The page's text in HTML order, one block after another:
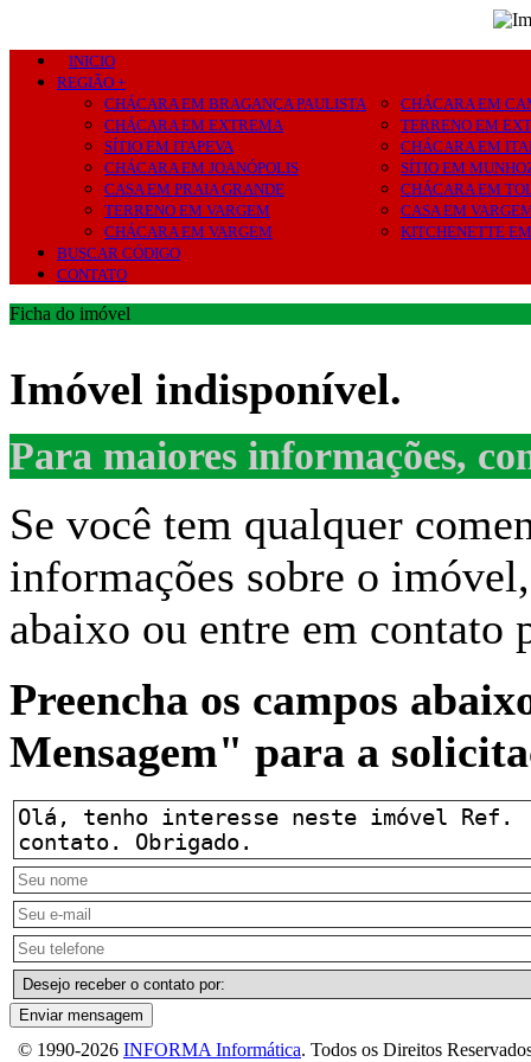
INICIO
REGIÃO +
CHÁCARA EM BRAGANÇA PAULISTA
CHÁCARA EM
CHÁCARA EM EXTREMA
TERRENO EM
SÍTIO EM ITAPEVA
CHÁCARA EM
CHÁCARA EM JOANÓPOLIS
SÍTIO EM
CASA EM PRAIA GRANDE
CHÁCARA EM
TERRENO EM VARGEM
CASA EM
CHÁCARA EM VARGEM
KITCHENETTE
BUSCAR CÓDIGO
CONTATO
Ficha do imóvel
Imóvel indisponível.
Para maiores informações,
Se você tem qualquer
informações sobre o
abaixo ou entre em contato
Preencha os campos
Mensagem" para a
Enviar mensagem
© 1990-2026 INFORMA Informática. Todos os Direitos